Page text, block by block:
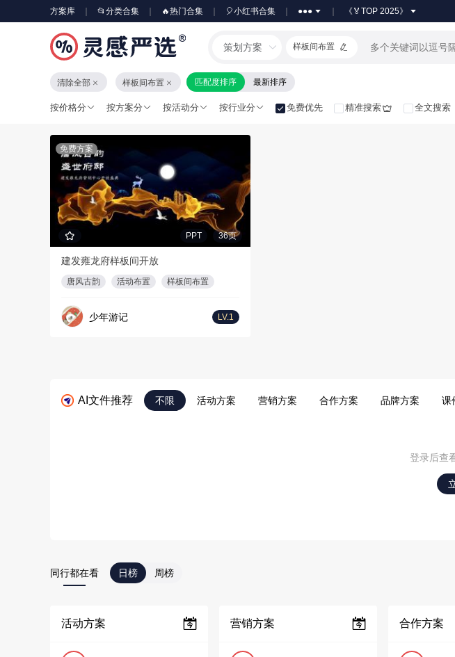
方案库 📂分类合集 🔥热门合集 🎈小红书合集 ●●● 《🏅TOP 2025》
策划方案 样板间布置
清除全部 样板间布置 匹配度排序 最新排序
按价格分 按方案分 按活动分 按行业分 免费优先 精准搜索 全文搜索
免费方案
PPT 36页
建发雍龙府样板间开放
唐风古韵 活动布置 样板间布置
少年游记 LV.1
AI文件推荐 不限 活动方案 营销方案 合作方案 品牌方案 课
登录后查
同行都在看 日榜 周榜
活动方案 营销方案 合作方案